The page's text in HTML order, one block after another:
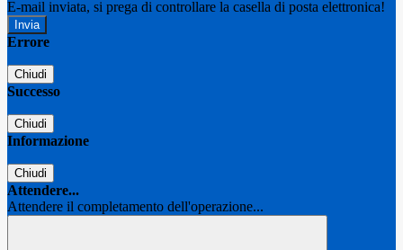
E-mail inviata, si prega di controllare la casella di posta elettronica!
Errore
Chiudi
Successo
Chiudi
Informazione
Chiudi
Attendere...
Attendere il completamento dell'operazione...